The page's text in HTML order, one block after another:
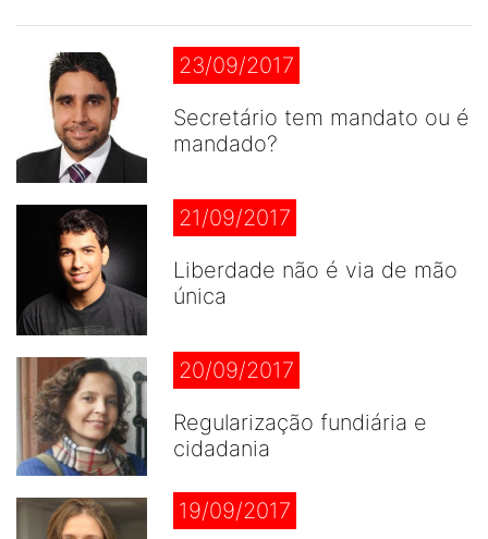
23/09/2017
Secretário tem mandato ou é
mandado?
21/09/2017
Liberdade não é via de mão
única
20/09/2017
Regularização fundiária e
cidadania
19/09/2017